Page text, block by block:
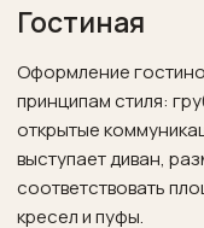
Гостиная
Оформление
принципам стиля:
открытые
выступает диван,
соответствовать
кресел и пуфы.